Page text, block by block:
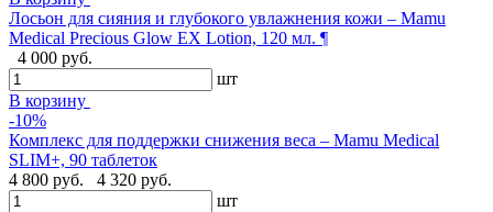
Лосьон для сияния и глубокого увлажнения кожи – Mamu
Medical Precious Glow EX Lotion, 120 мл. ¶
4 000 руб.
шт
В корзину
-10%
Комплекс для поддержки снижения веса – Mamu Medical
SLIM+, 90 таблеток
4 800 руб.
4 320 руб.
шт